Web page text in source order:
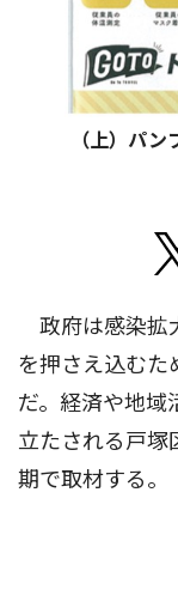
（上）パ
政府は感染拡
を押さえ込むた
だ。経済や地域
立たされる戸塚
期で取材する。